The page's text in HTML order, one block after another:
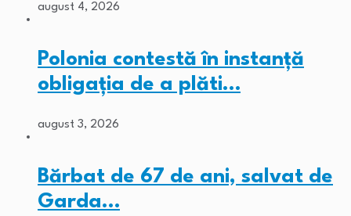
august 4, 2026
Polonia contestă în instanță
obligația de a plăti…
august 3, 2026
Bărbat de 67 de ani, salvat de
Garda…